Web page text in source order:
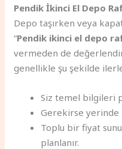
Pendik İkinci El Depo
Depo taşırken veya
“Pendik ikinci el depo
vermeden de
genellikle şu şekilde
Siz temel bilgileri
Gerekirse yerinde
Toplu bir fiyat
planlanır.